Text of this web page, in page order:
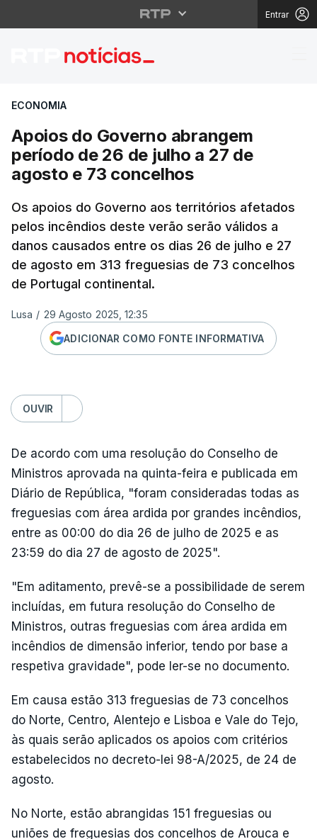
Entrar
Apoios do Governo
ECONOMIA
Apoios do Governo abrangem
período de 26 de julho a 27 de
agosto e 73 concelhos
Os apoios do Governo aos territórios afetados
pelos incêndios deste verão serão válidos a
danos causados entre os dias 26 de julho e 27
de agosto em 313 freguesias de 73 concelhos
de Portugal continental.
Lusa / 29 Agosto 2025, 12:35
ADICIONAR COMO FONTE INFORMATIVA
OUVIR
De acordo com uma resolução do Conselho de
Ministros aprovada na quinta-feira e publicada em
Diário de República, "foram consideradas todas as
freguesias com área ardida por grandes incêndios,
entre as 00:00 do dia 26 de julho de 2025 e as
23:59 do dia 27 de agosto de 2025".
"Em aditamento, prevê-se a possibilidade de serem
incluídas, em futura resolução do Conselho de
Ministros, outras freguesias com área ardida em
incêndios de dimensão inferior, tendo por base a
respetiva gravidade", pode ler-se no documento.
Em causa estão 313 freguesias de 73 concelhos
do Norte, Centro, Alentejo e Lisboa e Vale do Tejo,
às quais serão aplicados os apoios com critérios
estabelecidos no decreto-lei 98-A/2025, de 24 de
agosto.
No Norte, estão abrangidas 151 freguesias ou
uniões de freguesias dos concelhos de Arouca e